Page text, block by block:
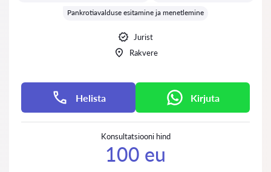
Pankrotiavalduse esitamine ja menetlemine
Jurist
Rakvere
Helista Kirjuta
Konsultatsiooni hind
100 eu